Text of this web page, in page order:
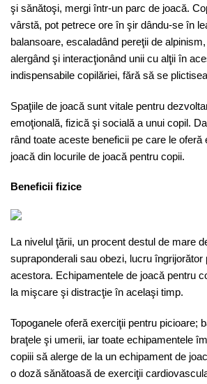
şi sănătoşi, mergi într-un parc de joacă.
vârstă, pot petrece ore în şir dându-se în
balansoare, escaladând pereţii de
alergând şi interacţionând unii cu alţii în
indispensabile copilăriei, fără să se
Spaţiile de joacă sunt vitale pentru
emoţională, fizică şi socială a unui copil.
rând toate aceste beneficii pe care le oferă
joacă din locurile de joacă pentru copii.
Beneficii fizice
La nivelul ţării, un procent destul de mare
supraponderali sau obezi, lucru îngrijorător
acestora. Echipamentele de joacă pentru
la mişcare şi distracţie în acelaşi timp.
Topoganele oferă exerciţii pentru picioare;
braţele şi umerii, iar toate echipamentele
copiii să alerge de la un echipament de
o doză sănătoasă de exerciţii